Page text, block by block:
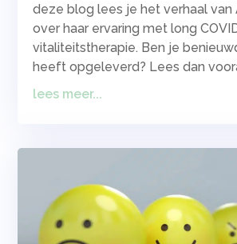
deze blog lees je het verhaal van
over haar ervaring met long
vitaliteitstherapie. Ben je
heeft opgeleverd? Lees dan
lees meer...